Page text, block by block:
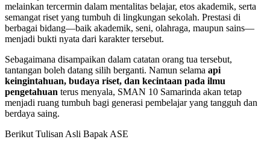
melainkan tercermin dalam mentalitas belajar, etos akademik, serta
semangat riset yang tumbuh di lingkungan sekolah. Prestasi di
berbagai bidang—baik akademik, seni, olahraga, maupun sains—
menjadi bukti nyata dari karakter tersebut.
Sebagaimana disampaikan dalam catatan orang tua tersebut,
tantangan boleh datang silih berganti. Namun selama api
keingintahuan, budaya riset, dan kecintaan pada ilmu
pengetahuan terus menyala, SMAN 10 Samarinda akan tetap
menjadi ruang tumbuh bagi generasi pembelajar yang tangguh dan
berdaya saing.
Berikut Tulisan Asli Bapak ASE